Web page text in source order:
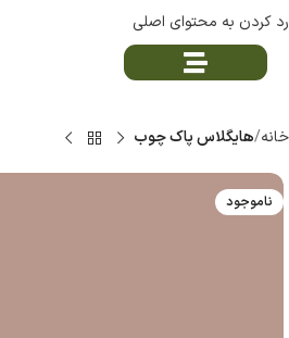
رد کردن به محتوای اصلی
خانه هایگلاس پاک چوب
ناموجود